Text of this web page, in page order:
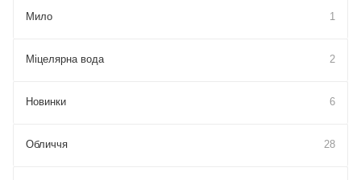
Мило 1
Міцелярна вода 2
Новинки 6
Обличчя 28